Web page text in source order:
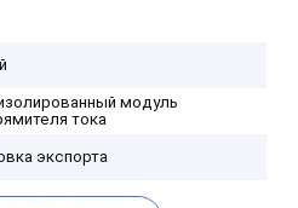
модуль
тока
экспорта